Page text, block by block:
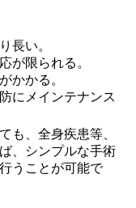
長い。
が限られる。
かかる。
にメインテナンス
も、全身疾患等、
、シンプルな手術
うことが可能で